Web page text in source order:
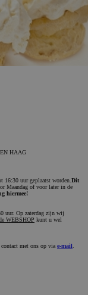
HAAG
16:30 uur geplaatst worden. Dit
Maandag of voor later in de
hiermee!
uur. Op zaterdag zijn wij
WEBSHOP kunt u wel
met ons op via e-mail